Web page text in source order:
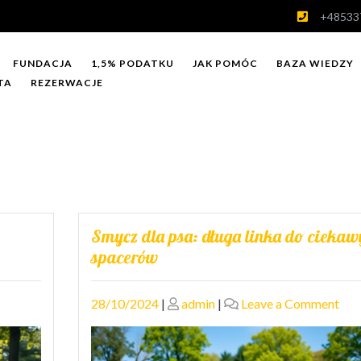
FUNDACJA 1,5% PODATKU JAK POMÓC BAZA WIEDZY
REZERWACJE
Smycz dla psa: długa linka do
spacerów
Posted
28/10/2024| Posted
admin| Leave a Commenton
dla